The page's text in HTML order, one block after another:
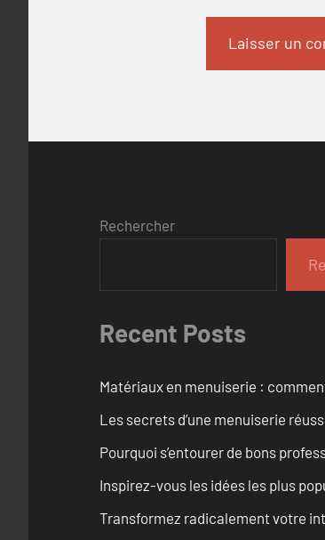
Rechercher
Recent Posts
Matériaux en menuiserie :
Les secrets d’une menuiserie
Pourquoi s’entourer de bons
Inspirez-vous les idées les plus
Transformez radicalement votre